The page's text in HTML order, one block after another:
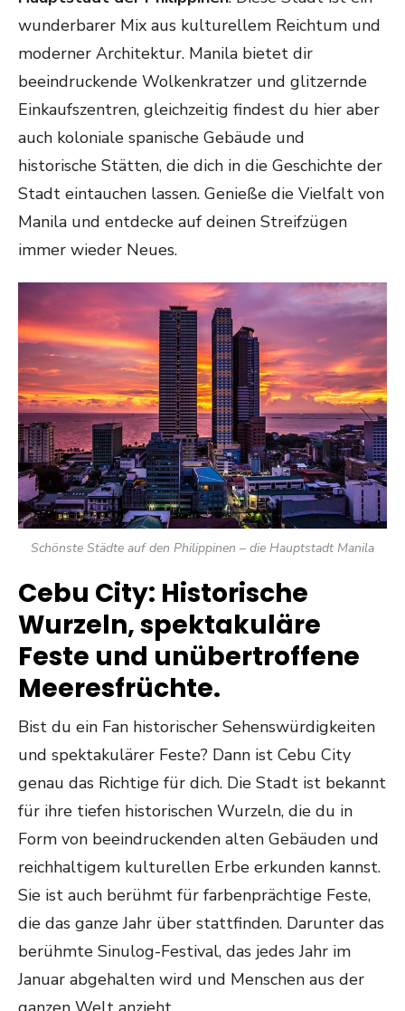
wunderbarer Mix aus kulturellem Reichtum und
moderner Architektur. Manila bietet dir
beeindruckende Wolkenkratzer und glitzernde
Einkaufszentren, gleichzeitig findest du hier aber
auch koloniale spanische Gebäude und
historische Stätten, die dich in die Geschichte der
Stadt eintauchen lassen. Genieße die Vielfalt von
Manila und entdecke auf deinen Streifzügen
immer wieder Neues.
Schönste Städte auf den Philippinen – die Hauptstadt Manila
Cebu City: Historische
Wurzeln, spektakuläre
Feste und unübertroffene
Meeresfrüchte.
Bist du ein Fan historischer Sehenswürdigkeiten
und spektakulärer Feste? Dann ist Cebu City
genau das Richtige für dich. Die Stadt ist bekannt
für ihre tiefen historischen Wurzeln, die du in
Form von beeindruckenden alten Gebäuden und
reichhaltigem kulturellen Erbe erkunden kannst.
Sie ist auch berühmt für farbenprächtige Feste,
die das ganze Jahr über stattfinden. Darunter das
berühmte Sinulog-Festival, das jedes Jahr im
Januar abgehalten wird und Menschen aus der